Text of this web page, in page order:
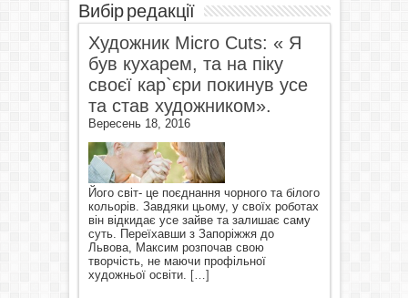
Вибір редакції
Художник Micro Cuts: « Я
був кухарем, та на піку
своєї кар`єри покинув усе
та став художником».
Вересень 18, 2016
Його світ- це поєднання чорного та білого
кольорів. Завдяки цьому, у своїх роботах
він відкидає усе зайве та залишає саму
суть. Переїхавши з Запоріжжя до
Львова, Максим розпочав свою
творчість, не маючи профільної
художньої освіти. […]